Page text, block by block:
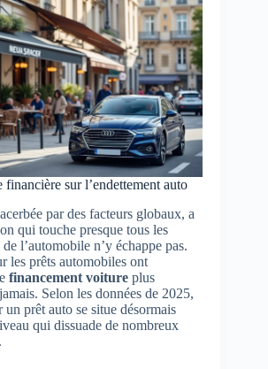
financière sur l’endettement auto
par des facteurs globaux, a
qui touche presque tous les
l’automobile n’y échappe pas.
les prêts automobiles ont
financement voiture plus
Selon les données de 2025,
prêt auto se situe désormais
qui dissuade de nombreux